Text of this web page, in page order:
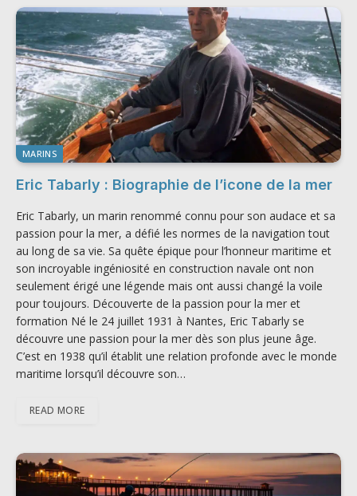
MARINS
Eric Tabarly : Biographie de l’icone de la mer
Eric Tabarly, un marin renommé connu pour son audace et sa
passion pour la mer, a défié les normes de la navigation tout
au long de sa vie. Sa quête épique pour l’honneur maritime et
son incroyable ingéniosité en construction navale ont non
seulement érigé une légende mais ont aussi changé la voile
pour toujours. Découverte de la passion pour la mer et
formation Né le 24 juillet 1931 à Nantes, Eric Tabarly se
découvre une passion pour la mer dès son plus jeune âge.
C’est en 1938 qu’il établit une relation profonde avec le monde
maritime lorsqu’il découvre son…
READ MORE